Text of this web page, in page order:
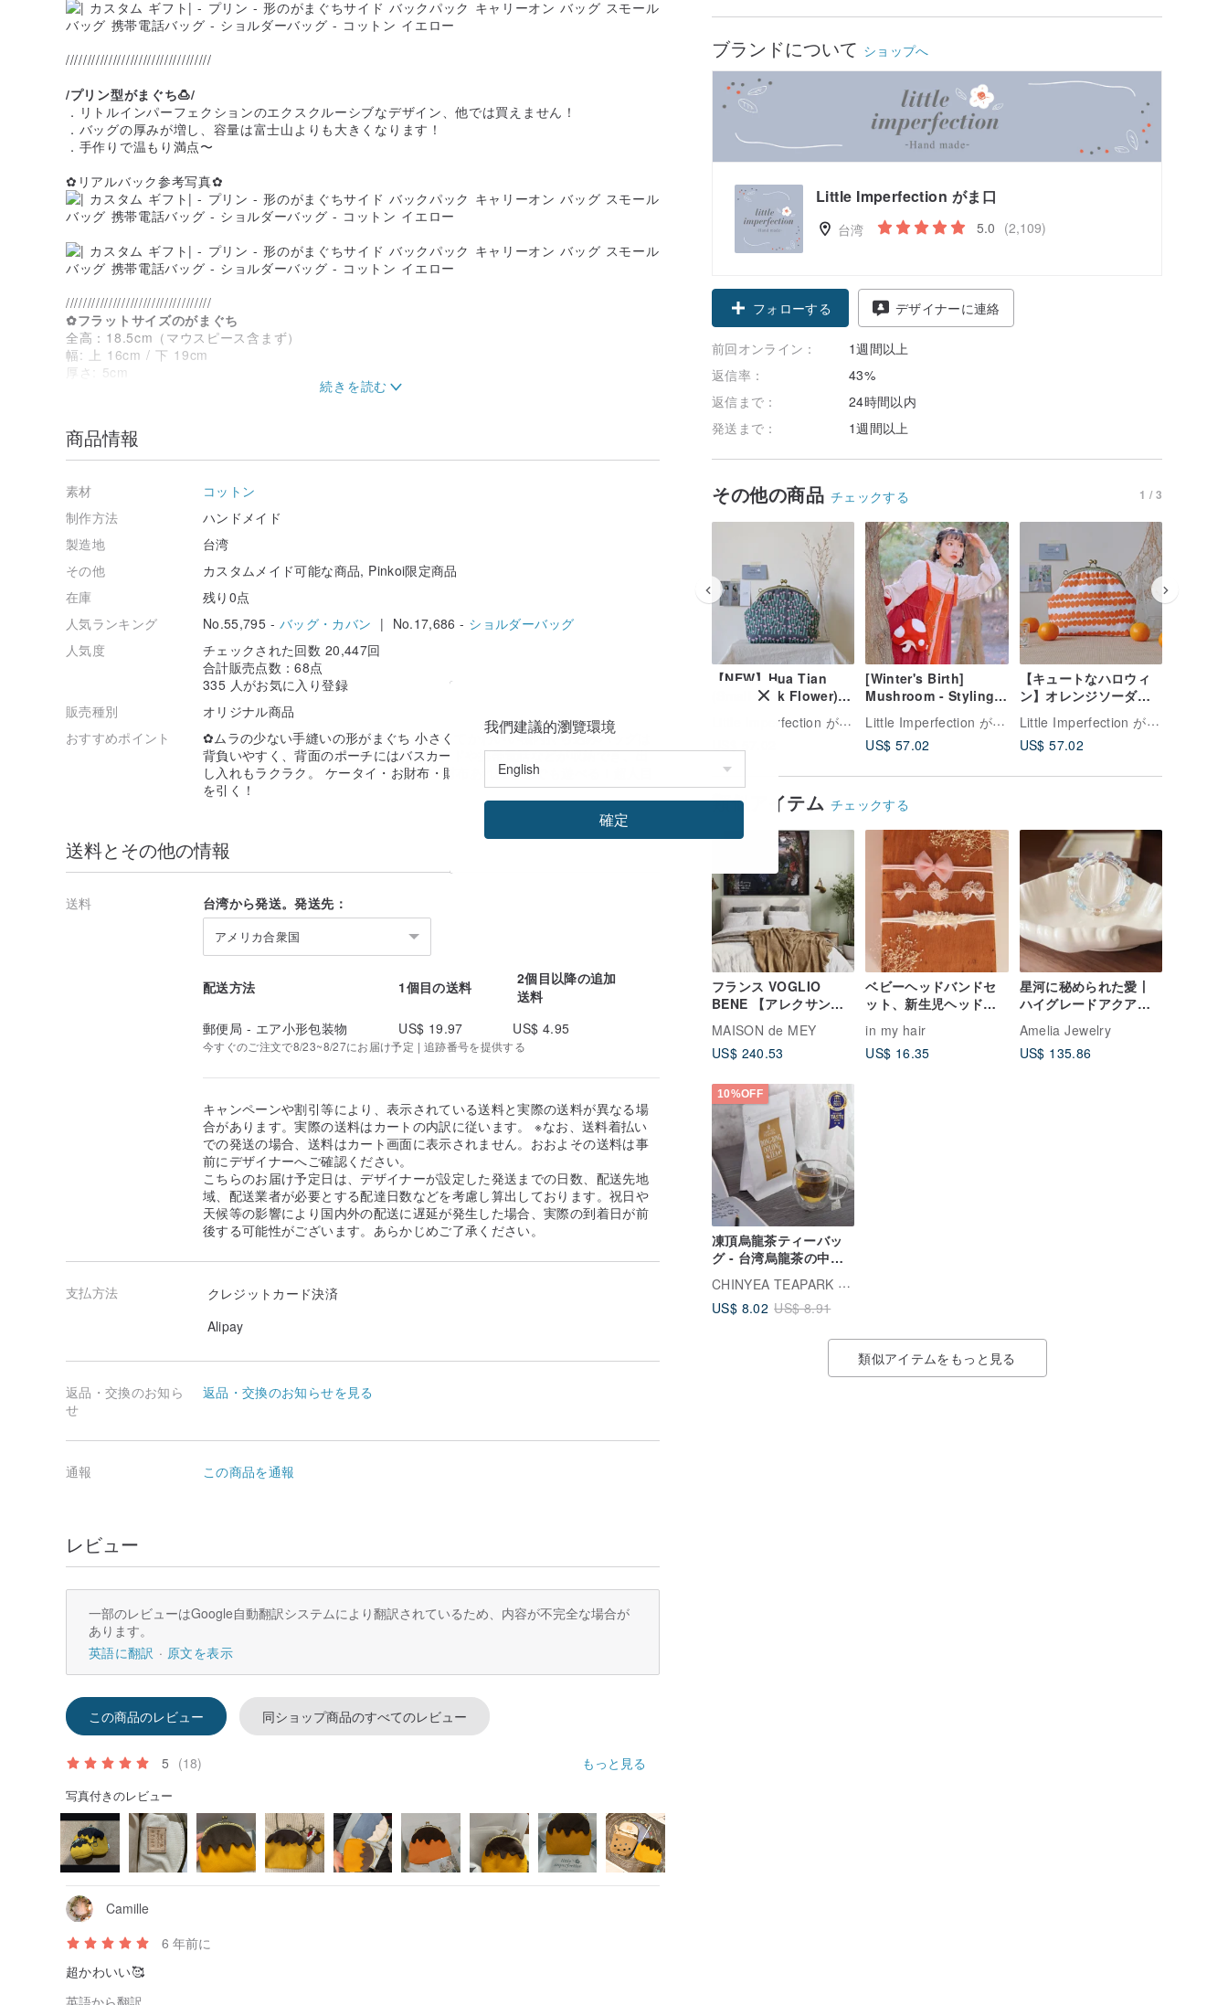
ブランドについて ショップへ
Little Imperfection がま口
台湾 5.0 (2,109)
フォローする デザイナーに連絡
前回オンライン：
1週間以上
返信率：
43%
返信まで：
24時間以内
発送まで：
1週間以上
その他の商品 チェックする 1 / 3
【NEW】Hua Tian
(Small Pink Flower) -
3way カスタマイズ 花
がまぐちサイド バック
パック ハンドバッグ
Little Imperfection がま口
[Winter's Birth]
Mushroom - Styling
Bag がまぐちキャリー
オンバッグ サイドバッ
クパック カスタマイズ
Hunting Bag
Little Imperfection がま口
US$ 57.02
【キュートなハロウィ
ン】オレンジソーダ
3wayがまぐちサイドリ
ュック クラッチバッグ
ギフト スタンプ
Little Imperfection がま口
US$ 57.02
類似アイテム チェックする
フランス VOGLIO
BENE 【アレクサンド
リア】大判タペストリ
ー/掛け絵/ウォールハン
ギ/掛け布/装飾用品/お
飾/インテリア
MAISON de MEY
US$ 240.53
ベビーヘッドバンドセ
ット、新生児ヘッドバ
ンド、ベビーボウ、新
生児小道具
in my hair
US$ 16.35
星河に秘められた愛丨
ハイグレードアクアマ
リン丨マーメイドレイ
キエネルギー丨ミヤオ
リジナルデザイン
Amelia Jewelry
US$ 135.86
10%OFF
凍頂烏龍茶ティーバッ
グ - 台湾烏龍茶の中で
も大人気のお茶
CHINYEA TEAPARK 沁意茶苑
US$ 8.02 US$ 8.91
類似アイテムをもっと見る
//////////////////////////////////
/プリン型がまぐち🍮/
．リトルインパーフェクションのエクスクルーシブなデザイン、他では買えません！
．バッグの厚みが増し、容量は富士山よりも大きくなります！
．手作りで温もり満点〜
✿リアルバック参考写真✿
//////////////////////////////////
✿フラットサイズのがまぐち
全高：18.5cm（マウスピース含まず）
幅: 上 16cm / 下 19cm
厚さ: 5cm
✿少し不完全な手縫いのがまぐち
- 材料 -
裏地：コットン生地
ストラップ：ブロンズメタルチェーン
口の金: 青銅色の口の金
追加のレザーストラップは購入可能です
www.pinkoi.com/product/9bX7YBGU
- 触る -
余分な綿があるので、とても快適で柔らかいです
//////////////////////////////////
Q. 携帯電話やロングクリップを入れてもいいですか？
A :商品写真の携帯電話は16×8cmで、バッグに入れれば縦にも横にも入れられます！ （横置きも
ちょうどいいし、縦置きもカンタン！） 参考までに携帯で採寸してみてください〜 長いクリップ
は仕方ないかも！ (評価するバッグのサイズを参照してください! あなたの長いクリップがどれく
らい大きいかはわかりません XD)
A :160cm換算で100cmのチェーンバッグは腰あたり、120cmのチェーンバッグはウエストとヒッ
プあたりになりますが、身長や体型は人それぞれなので、違い チェーンを測定する最も正確な方
法は、自宅で巻尺、ロープ、またはワイヤーを使用し、全長 100/120cm を測定してから、自分で
比較すると、バッグがどこにあるかがより明確になります。バック、リュックに合わせて使い分け
る 選ぶ癖！
Q. カスタマイズスタンプサービスとは？
バッグ内側の革ラベルの台座に英語名または好きな英単語を無料で刻印し、あなただけの専用
バッグをカスタマイズしていただけるサービスです！スチールシール****数を超えると文字が混み
合って見栄えが悪くなります!
✿ 英名刻印 - 参考写真✿
刻印サービスが必要な場合は、注文ページの"デザイナーへのメッセージ"欄に、刻印したい英
字を残してください。注文の背景 必要です！
Q. 製作から発送まで何日かかりますか？
通常の生産には 7 ～ 10 営業日 (主に商品ページの表示に従って、休日を除く) かかり、選択し
た配送方法と場所にもよりますが、配送には約 2 ～ 5 日かかります。在庫あり、特にご要望がな
ければご注文の翌日発送！
Q. 数日後に譲る予定なのですが、急ぎの注文はできますか？
最初にウェブサイトで受け取りたい時間をお知らせください. デザイナーはその時間に応じて、
注文が急ぐことができるかどうか、または在庫があるかどうかを判断します. 一定の時間がかかり
くれができます. 注文時に「非常に速く」と言わないでください.ご注文後すぐにご注文を思い出さ
り、内側の仕切りを追加したりするのに役立ちますか?
り、すべてブランドデザイン商品であり、サイズの変更、他ブランドの形の模倣、様々な生地の継
ぎ合わせ等はできません。 . デザインを変えるには OEMメーカーではなく、がまぐちブランドで
Q. 御社の3wayバッグの生地がとても気に入っているのですが、クラシックながまぐちスタイルを
作りたいのですが、オーダーは可能ですか？
価した後、カスタマーサービスの指示に従って注文することができます!
//////////////////////////////////
/ アフターサービス/
．すべての製品には 1 年間の保証サービスがあり、1 年以内に人間の誤用によるものではない損
傷が発生した場合は、無料で修理できます。
．損傷がある場合は、ステーションレターを使用して連絡し、損傷した製品の写真を添付してくだ
さい。これは、デザイナーが評価するのに便利です!
．商品は全て手作りの為、生産工程上、多少の誤差が生じる場合がございます. ご不明な点がござ
いましたら、カスタマーサービスまでお問い合わせください.
．スチールシールはすべて手作業で刻印されており、中央に完全に位置合わせすることはできませ
．裁断の関係で生地のプリントの見え方も異なりますので、特別なご要望がある場合は、まずカス
タマーサービスにご相談ください。
．海外オンラインショッピングの輸入関税率は異なり、輸入関税が税関に承認された場合、消費者
自身が支払うことになります。
|| スーパー フェッチ サービス||
スーパーでの受け取り・お支払いの場合は7日以内に商品をお受け取りいただき、半年以内に3回以
上お受け取りにならない場合はPinkoiのスーパー受け取りサービス対象外となります。お客様との
関係を維持するため、必ず期限内にお引き取りをお願い致します。
|| カスタマーサービス||
商品情報
素材
コットン
制作方法
ハンドメイド
製造地
台湾
その他
カスタムメイド可能な商品, Pinkoi限定商品
在庫
残り0点
人気ランキング
No.55,795 - バッグ・カバン | No.17,686 - ショルダーバッグ
人気度
チェックされた回数 20,447回
合計販売点数：68点
335 人がお気に入り登録
販売種別
オリジナル商品
おすすめポイント
✿ムラの少ない手縫いの形がまぐち 小さくてかわいい機内持ち込みバッグは
背負いやすく、背面のポーチにはバスカードや携帯電話などが収納でき、出
し入れもラクラク。 ケータイ・お財布・財布あればどこでも遊べる！超人目
を引く！
送料とその他の情報
送料 台湾から発送。発送先：
アメリカ合衆国
配送方法 1個目の送料
2個目以降の追加
送料
郵便局 - エア小形包装物
US$ 19.97 US$ 4.95
今すぐのご注文で8/23~8/27にお届け予定 | 追跡番号を提供する
キャンペーンや割引等により、表示されている送料と実際の送料が異なる場
合があります。実際の送料はカートの内訳に従います。 ※なお、送料着払い
での発送の場合、送料はカート画面に表示されません。おおよその送料は事
前にデザイナーへご確認ください。
こちらのお届け予定日は、デザイナーが設定した発送までの日数、配送先地
域、配送業者が必要とする配達日数などを考慮し算出しております。祝日や
天候等の影響により国内外の配送に遅延が発生した場合、実際の到着日が前
後する可能性がございます。あらかじめご了承ください。
支払方法
クレジットカード決済
Alipay
返品・交換のお知ら
せ
返品・交換のお知らせを見る
通報 この商品を通報
レビュー
一部のレビューはGoogle自動翻訳システムにより翻訳されているため、内容が不完全な場合が
あります。
英語に翻訳
原文を表示
この商品のレビュー 同ショップ商品のすべてのレビュー
5 (18) もっと見る
写真付きのレビュー
Camille
6 年前に
超かわいい🥰
英語から翻訳
我們建議的瀏覽環境
確定